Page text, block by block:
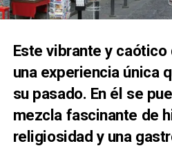
Este vibrante y
una experiencia única
su pasado. En él se
mezcla fascinante de
religiosidad y una